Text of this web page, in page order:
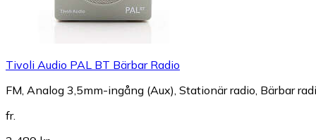
Tivoli Audio PAL BT Bärbar Radio
FM, Analog 3,5mm-ingång (Aux), Stationär radio, Bärbar
fr.